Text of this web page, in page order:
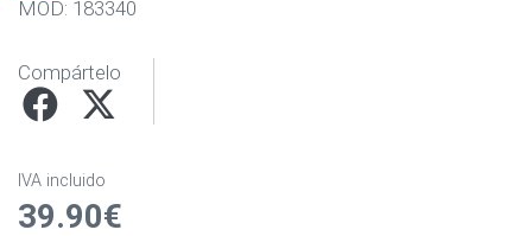
MOD: 183340
Compártelo
IVA incluido
39.90€